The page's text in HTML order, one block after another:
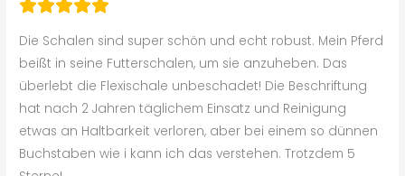
Die Schalen sind super schön und echt robust. Mein Pferd
beißt in seine Futterschalen, um sie anzuheben. Das
überlebt die Flexischale unbeschadet! Die Beschriftung
hat nach 2 Jahren täglichem Einsatz und Reinigung
etwas an Haltbarkeit verloren, aber bei einem so dünnen
Buchstaben wie i kann ich das verstehen. Trotzdem 5